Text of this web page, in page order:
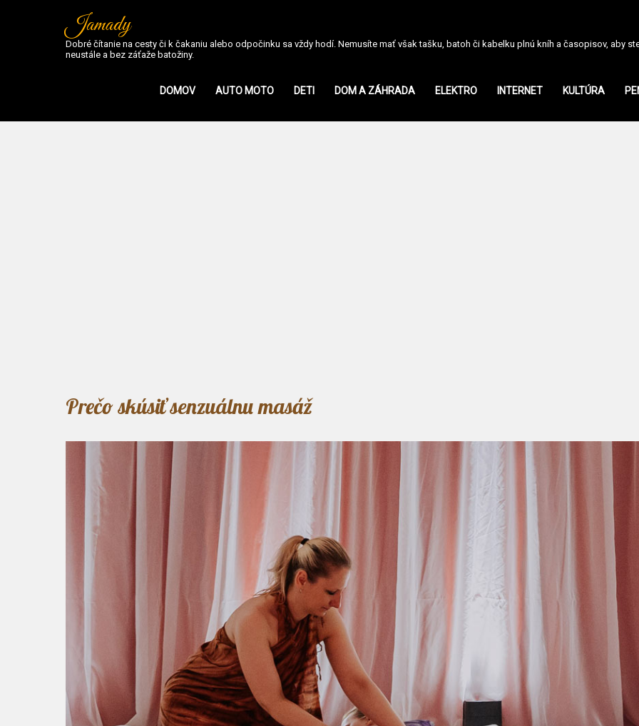
Jamady
Dobré čítanie na cesty či k čakaniu alebo odpočinku sa vždy hodí. Nemusíte mať však tašku, batoh či kabelku plnú kníh a časopisov, aby
neustále a bez záťaže batožiny.
DOMOV AUTO MOTO DETI DOM A ZÁHRADA ELEKTRO INTERNET KULTÚRA
Prečo skúsiť senzuálnu masáž